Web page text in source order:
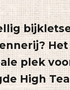
plek
High